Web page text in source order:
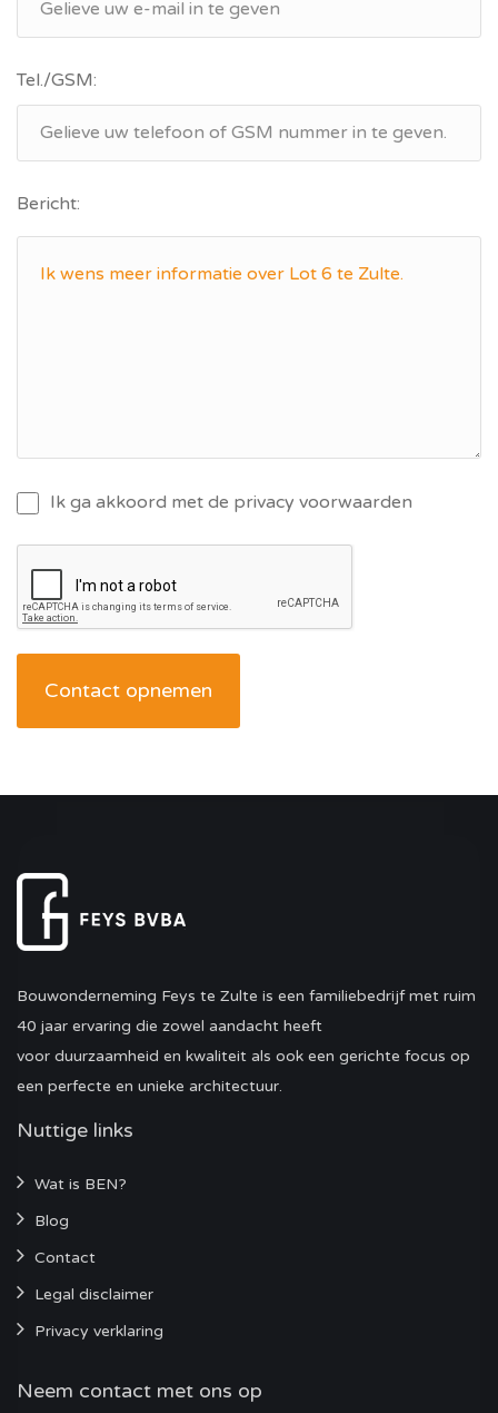
Tel./GSM:
Bericht:
Ik ga akkoord met de privacy voorwaarden
Contact opnemen
Bouwonderneming Feys te Zulte is een familiebedrijf met ruim
40 jaar ervaring die zowel aandacht heeft
voor duurzaamheid en kwaliteit als ook een gerichte focus op
een perfecte en unieke architectuur.
Nuttige links
Wat is BEN?
Blog
Contact
Legal disclaimer
Privacy verklaring
Neem contact met ons op